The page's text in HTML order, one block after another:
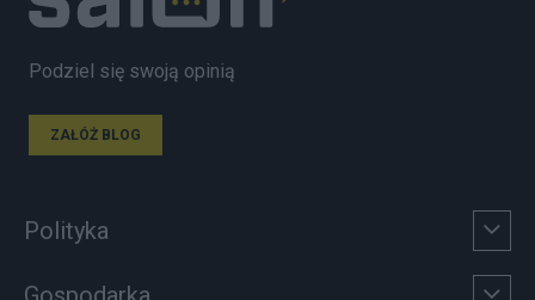
Podziel się swoją opinią
ZAŁÓŻ BLOG
Polityka